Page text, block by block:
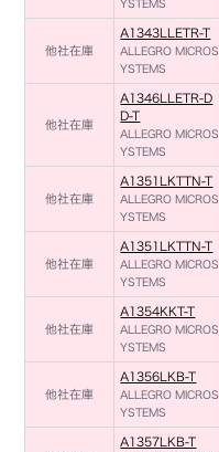
YSTEMS
他社在庫
A1343LLETR-T
ALLEGRO MICROS
YSTEMS
他社在庫
A1346LLETR-D
D-T
ALLEGRO MICROS
YSTEMS
他社在庫
A1351LKTTN-T
ALLEGRO MICROS
YSTEMS
他社在庫
A1351LKTTN-T
ALLEGRO MICROS
YSTEMS
他社在庫
A1354KKT-T
ALLEGRO MICROS
YSTEMS
他社在庫
A1356LKB-T
ALLEGRO MICROS
YSTEMS
A1357LKB-T